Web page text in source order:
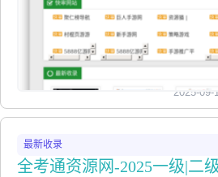
2025-09-
最新收录
全考通资源网-2025一级|二